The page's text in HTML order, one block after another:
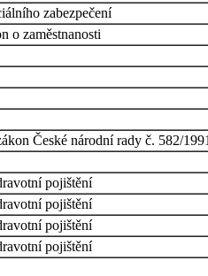
zabezpečení
o zaměstnanosti
České národní rady č. 582/
pojištění
pojištění
pojištění
pojištění